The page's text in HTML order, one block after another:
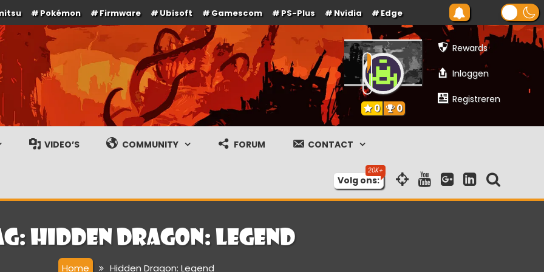
Pokémon Firmware Ubisoft Gamescom PS-Plus Nvidia Edge
gameplay streams
Rewards
Inloggen
Registreren
0 0
VIDEO’S COMMUNITY FORUM CONTACT
Volg ons:
Hidden Dragon: Legend
Home Hidden Dragon: Legend